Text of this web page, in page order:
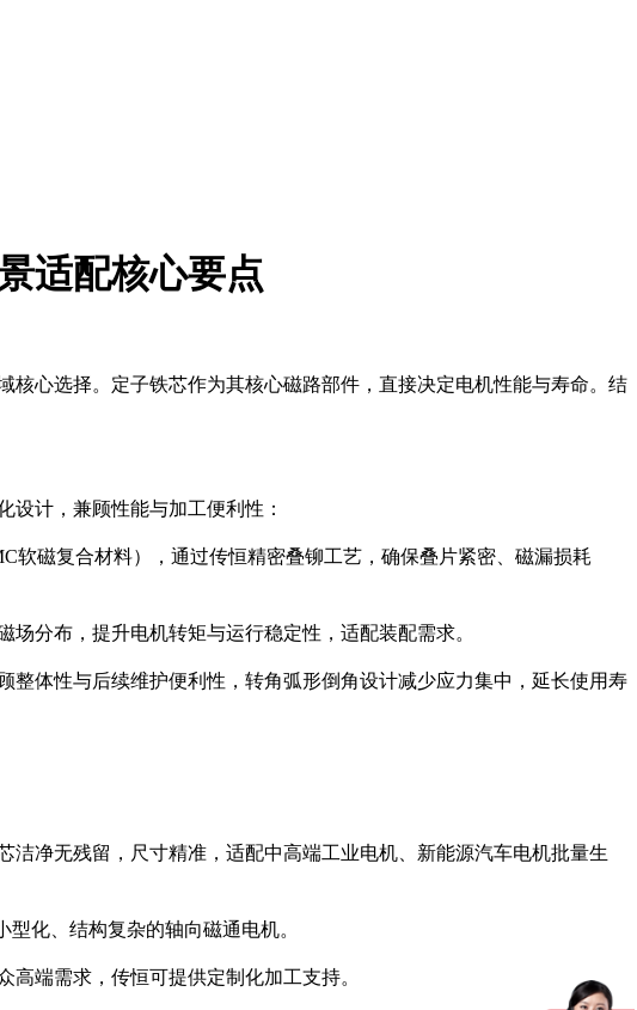
适配核心要点
心选择。定子铁芯作为其核心磁路部件，直接决定电机性能与寿命。结
设计，兼顾性能与加工便利性：
软磁复合材料），通过传恒精密叠铆工艺，确保叠片紧密、磁漏损耗
分布，提升电机转矩与运行稳定性，适配装配需求。
体性与后续维护便利性，转角弧形倒角设计减少应力集中，延长使用寿
净无残留，尺寸精准，适配中高端工业电机、新能源汽车电机批量生
化、结构复杂的轴向磁通电机。
端需求，传恒可提供定制化加工支持。